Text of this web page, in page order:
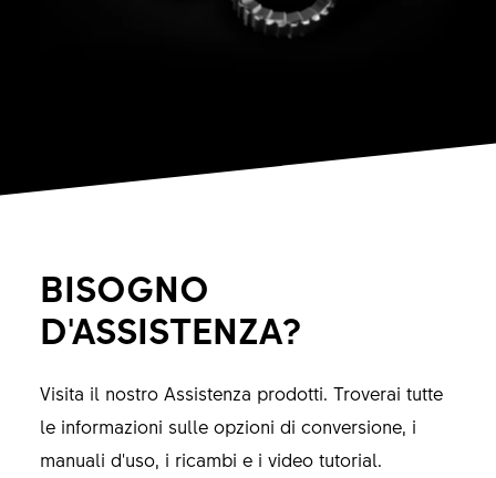
BISOGNO
D'ASSISTENZA?
Visita il nostro Assistenza prodotti. Troverai tutte
le informazioni sulle opzioni di conversione, i
manuali d'uso, i ricambi e i video tutorial.